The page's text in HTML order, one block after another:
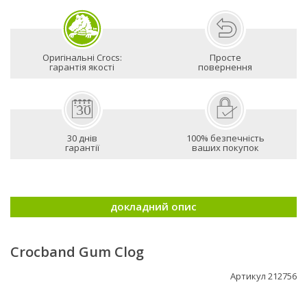
Оригінальні Crocs:
гарантія якості
Просте
повернення
30 днів
гарантії
100% безпечність
ваших покупок
докладний опис
Crocband Gum Clog
Артикул 212756